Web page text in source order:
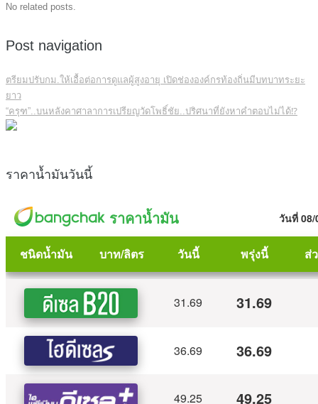
No related posts.
Post navigation
ตรียมปรับกม.ให้เอื้อต่อการดูแลผู้สูงอายุ เปิดช่ององค์กรท้องถิ่นมีบทบาทระยะ
ยาว
“ครุฑ”..บนหลังคาศาลาการเปรียญวัดโพธิ์ชัย..ปริศนาที่ยังหาคำตอบไม่ได้⁉️
ราคาน้ำมันวันนี้